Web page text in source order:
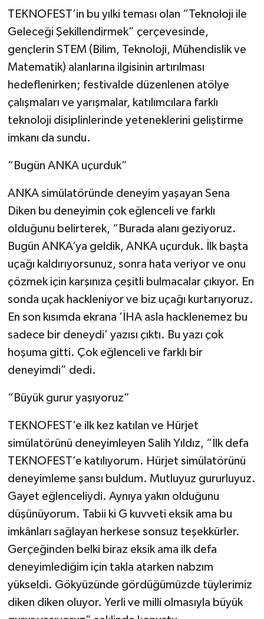
TEKNOFEST’in bu yılki teması olan “Teknoloji ile
Geleceği Şekillendirmek” çerçevesinde,
gençlerin STEM (Bilim, Teknoloji, Mühendislik ve
Matematik) alanlarına ilgisinin artırılması
hedeflenirken; festivalde düzenlenen atölye
çalışmaları ve yarışmalar, katılımcılara farklı
teknoloji disiplinlerinde yeteneklerini geliştirme
imkanı da sundu.
“Bugün ANKA uçurduk”
ANKA simülatöründe deneyim yaşayan Sena
Diken bu deneyimin çok eğlenceli ve farklı
olduğunu belirterek, “Burada alanı geziyoruz.
Bugün ANKA’ya geldik, ANKA uçurduk. İlk başta
uçağı kaldırıyorsunuz, sonra hata veriyor ve onu
çözmek için karşınıza çeşitli bulmacalar çıkıyor. En
sonda uçak hackleniyor ve biz uçağı kurtarıyoruz.
En son kısımda ekrana ’İHA asla hacklenemez bu
sadece bir deneydi’ yazısı çıktı. Bu yazı çok
hoşuma gitti. Çok eğlenceli ve farklı bir
deneyimdi” dedi.
“Büyük gurur yaşıyoruz”
TEKNOFEST’e ilk kez katılan ve Hürjet
simülatörünü deneyimleyen Salih Yıldız, “İlk defa
TEKNOFEST’e katılıyorum. Hürjet simülatörünü
deneyimleme şansı buldum. Mutluyuz gururluyuz.
Gayet eğlenceliydi. Aynıya yakın olduğunu
düşünüyorum. Tabii ki G kuvveti eksik ama bu
imkânları sağlayan herkese sonsuz teşekkürler.
Gerçeğinden belki biraz eksik ama ilk defa
deneyimlediğim için takla atarken nabzım
yükseldi. Gökyüzünde gördüğümüzde tüylerimiz
diken diken oluyor. Yerli ve milli olmasıyla büyük